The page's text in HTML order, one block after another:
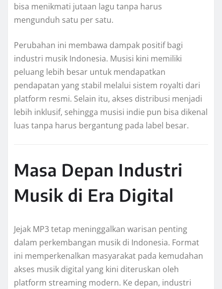
bisa menikmati jutaan lagu tanpa harus
mengunduh satu per satu.
Perubahan ini membawa dampak positif bagi
industri musik Indonesia. Musisi kini memiliki
peluang lebih besar untuk mendapatkan
pendapatan yang stabil melalui sistem royalti dari
platform resmi. Selain itu, akses distribusi menjadi
lebih inklusif, sehingga musisi indie pun bisa dikenal
luas tanpa harus bergantung pada label besar.
Masa Depan Industri
Musik di Era Digital
Jejak MP3 tetap meninggalkan warisan penting
dalam perkembangan musik di Indonesia. Format
ini memperkenalkan masyarakat pada kemudahan
akses musik digital yang kini diteruskan oleh
platform streaming modern. Ke depan, industri